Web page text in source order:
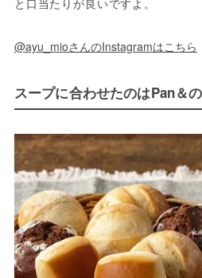
@ayu_mioさんのInstagramはこちら
スープに合わせたのはPan＆